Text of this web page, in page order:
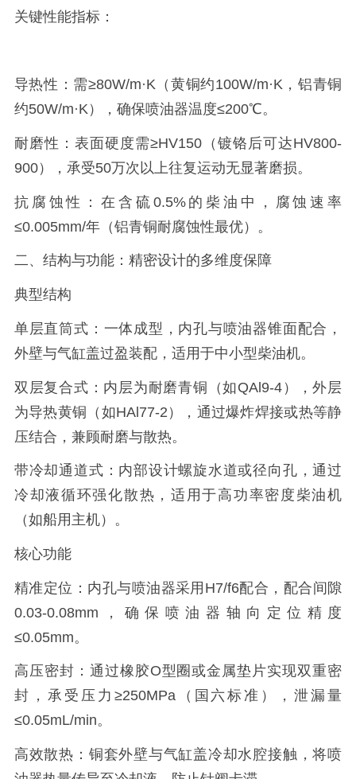
关键性能指标：
导热性：需≥80W/m·K（黄铜约100W/m·K，铝青铜
约50W/m·K），确保喷油器温度≤200℃。
耐磨性：表面硬度需≥HV150（镀铬后可达HV800-
900），承受50万次以上往复运动无显著磨损。
抗腐蚀性：在含硫0.5%的柴油中，腐蚀速率
≤0.005mm/年（铝青铜耐腐蚀性最优）。
二、结构与功能：精密设计的多维度保障
典型结构
单层直筒式：一体成型，内孔与喷油器锥面配合，
外壁与气缸盖过盈装配，适用于中小型柴油机。
双层复合式：内层为耐磨青铜（如QAl9-4），外层
为导热黄铜（如HAl77-2），通过爆炸焊接或热等静
压结合，兼顾耐磨与散热。
带冷却通道式：内部设计螺旋水道或径向孔，通过
冷却液循环强化散热，适用于高功率密度柴油机
（如船用主机）。
核心功能
精准定位：内孔与喷油器采用H7/f6配合，配合间隙
0.03-0.08mm，确保喷油器轴向定位精度
≤0.05mm。
高压密封：通过橡胶O型圈或金属垫片实现双重密
封，承受压力≥250MPa（国六标准），泄漏量
≤0.05mL/min。
高效散热：铜套外壁与气缸盖冷却水腔接触，将喷